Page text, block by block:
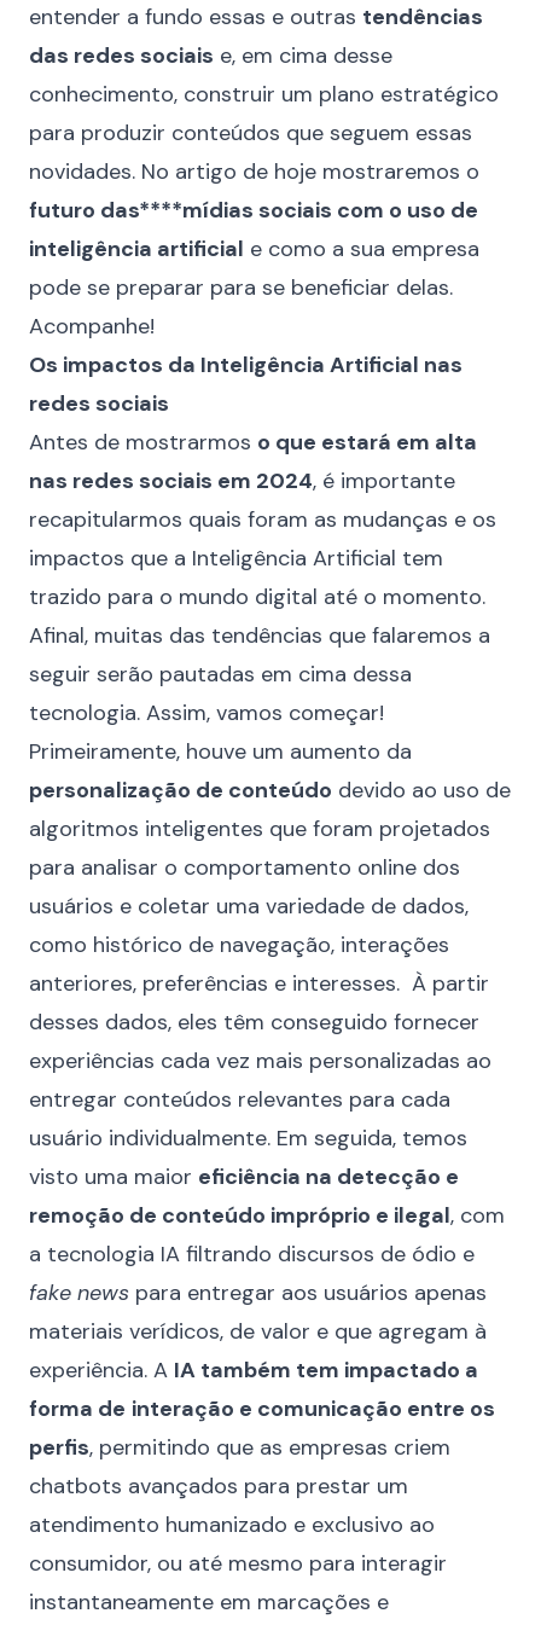
entender a fundo essas e outras tendências
das redes sociais e, em cima desse
conhecimento, construir um plano estratégico
para produzir conteúdos que seguem essas
novidades. No artigo de hoje mostraremos o
futuro das****mídias sociais com o uso de
inteligência artificial e como a sua empresa
pode se preparar para se beneficiar delas.
Acompanhe!
Os impactos da Inteligência Artificial nas
redes sociais
Antes de mostrarmos o que estará em alta
nas redes sociais em 2024, é importante
recapitularmos quais foram as mudanças e os
impactos que a Inteligência Artificial tem
trazido para o mundo digital até o momento.
Afinal, muitas das tendências que falaremos a
seguir serão pautadas em cima dessa
tecnologia. Assim, vamos começar!
Primeiramente, houve um aumento da
personalização de conteúdo devido ao uso de
algoritmos inteligentes que foram projetados
para analisar o comportamento online dos
usuários e coletar uma variedade de dados,
como histórico de navegação, interações
anteriores, preferências e interesses. À partir
desses dados, eles têm conseguido fornecer
experiências cada vez mais personalizadas ao
entregar conteúdos relevantes para cada
usuário individualmente. Em seguida, temos
visto uma maior eficiência na detecção e
remoção de conteúdo impróprio e ilegal, com
a tecnologia IA filtrando discursos de ódio e
fake news para entregar aos usuários apenas
materiais verídicos, de valor e que agregam à
experiência. A IA também tem impactado a
forma de interação e comunicação entre os
perfis, permitindo que as empresas criem
chatbots avançados para prestar um
atendimento humanizado e exclusivo ao
consumidor, ou até mesmo para interagir
instantaneamente em marcações e